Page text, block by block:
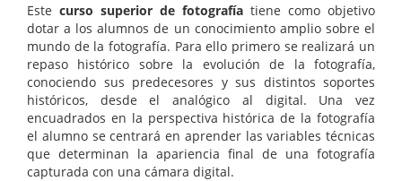
Este curso superior de fotografía tiene como objetivo
dotar a los alumnos de un conocimiento amplio sobre el
mundo de la fotografía. Para ello primero se realizará un
repaso histórico sobre la evolución de la fotografía,
conociendo sus predecesores y sus distintos soportes
históricos, desde el analógico al digital. Una vez
encuadrados en la perspectiva histórica de la fotografía
el alumno se centrará en aprender las variables técnicas
que determinan la apariencia final de una fotografía
capturada con una cámara digital.